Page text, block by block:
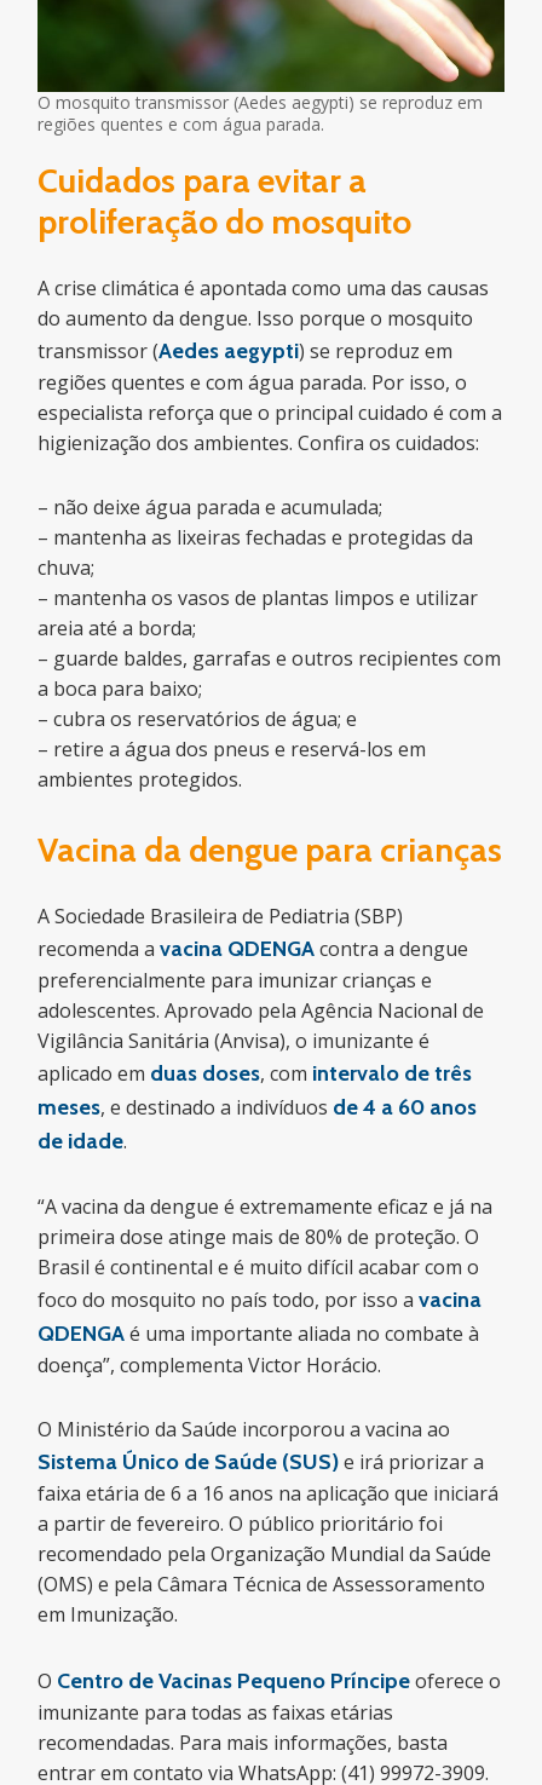
O mosquito transmissor (Aedes aegypti) se reproduz em
regiões quentes e com água parada.
Cuidados para evitar a
proliferação do mosquito
A crise climática é apontada como uma das causas
do aumento da dengue. Isso porque o mosquito
transmissor (Aedes aegypti) se reproduz em
regiões quentes e com água parada. Por isso, o
especialista reforça que o principal cuidado é com a
higienização dos ambientes. Confira os cuidados:
– não deixe água parada e acumulada;
– mantenha as lixeiras fechadas e protegidas da
chuva;
– mantenha os vasos de plantas limpos e utilizar
areia até a borda;
– guarde baldes, garrafas e outros recipientes com
a boca para baixo;
– cubra os reservatórios de água; e
– retire a água dos pneus e reservá-los em
ambientes protegidos.
Vacina da dengue para crianças
A Sociedade Brasileira de Pediatria (SBP)
recomenda avacina QDENGAcontra a dengue
preferencialmente para imunizar crianças e
adolescentes. Aprovado pela Agência Nacional de
Vigilância Sanitária (Anvisa), o imunizante é
aplicado em duas doses, com intervalo de três
meses, e destinado a indivíduos de4 a 60 anos
de idade.
“A vacina da dengue é extremamente eficaz e já na
primeira dose atinge mais de 80% de proteção. O
Brasil é continental e é muito difícil acabar com o
foco do mosquito no país todo, por isso avacina
QDENGAé uma importante aliada no combate à
doença”, complementa Victor Horácio.
O Ministério da Saúde incorporou a vacina ao
Sistema Único de Saúde (SUS)e irá priorizar a
faixa etária de 6 a 16 anos na aplicação que iniciará
a partir de fevereiro. O público prioritário foi
recomendado pela Organização Mundial da Saúde
(OMS) e pela Câmara Técnica de Assessoramento
em Imunização.
O Centro de Vacinas Pequeno Príncipeoferece o
imunizante para todas as faixas etárias
recomendadas. Para mais informações, basta
entrar em contato via WhatsApp: (41) 99972-3909.